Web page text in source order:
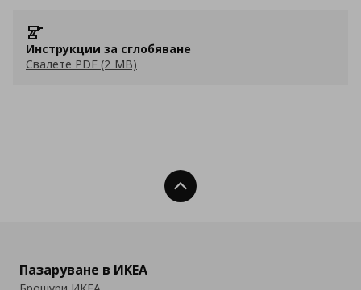
Инструкции за сглобяване
Свалете PDF (2 MB)
Нагоре
Пазаруване в ИКЕА